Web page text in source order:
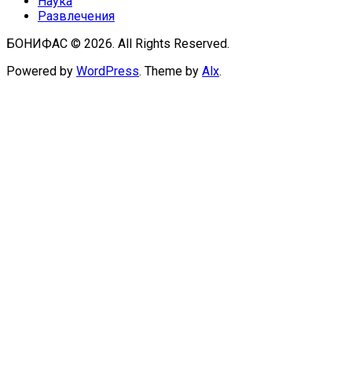
Развлечения
БОНИФАС © 2026. All Rights Reserved.
Powered by WordPress. Theme by Alx.